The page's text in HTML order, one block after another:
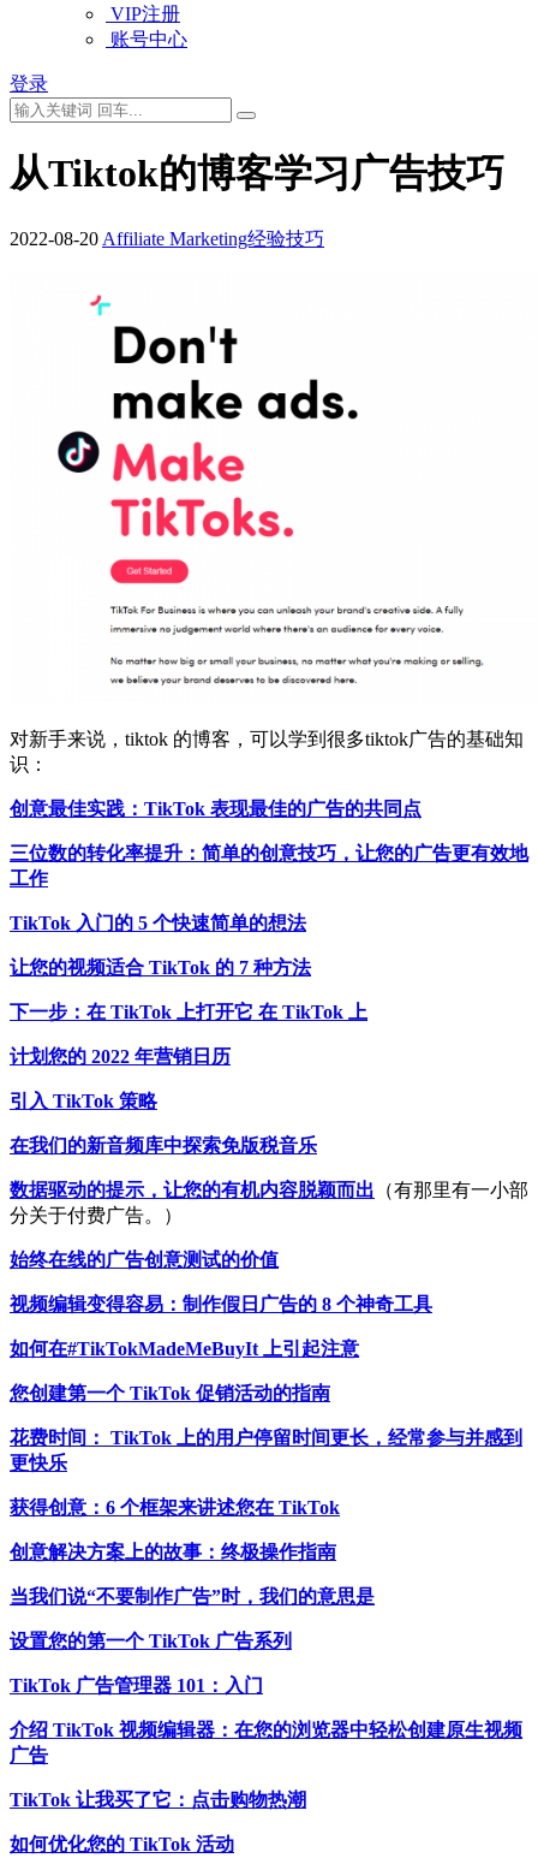
VIP注册
账号中心
登录
从Tiktok的博客学习广告技巧
2022-08-20 Affiliate Marketing经验技巧
对新手来说，tiktok 的博客，可以学到很多tiktok广告的基础知
识：
创意最佳实践：TikTok 表现最佳的广告的共同点
三位数的转化率提升：简单的创意技巧，让您的广告更有效地
工作
TikTok 入门的 5 个快速简单的想法
让您的视频适合 TikTok 的 7 种方法
下一步：在 TikTok 上打开它 在 TikTok 上
计划您的 2022 年营销日历
引入 TikTok 策略
在我们的新音频库中探索免版税音乐
数据驱动的提示，让您的有机内容脱颖而出 （有那里有一小部
分关于付费广告。）
始终在线的广告创意测试的价值
视频编辑变得容易：制作假日广告的 8 个神奇工具
如何在#TikTokMadeMeBuyIt 上引起注意
您创建第一个 TikTok 促销活动的指南
花费时间： TikTok 上的用户停留时间更长，经常参与并感到
更快乐
获得创意：6 个框架来讲述您在 TikTok
创意解决方案上的故事：终极操作指南
当我们说“不要制作广告”时，我们的意思是
设置您的第一个 TikTok 广告系列
TikTok 广告管理器 101：入门
介绍 TikTok 视频编辑器：在您的浏览器中轻松创建原生视频
广告
TikTok 让我买了它：点击购物热潮
如何优化您的 TikTok 活动